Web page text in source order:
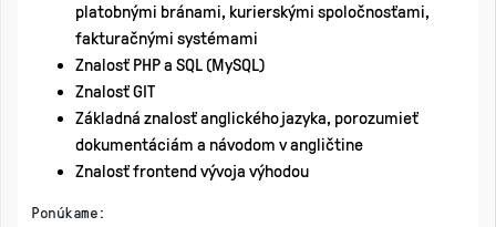
platobnými bránami, kurierskými spoločnosťami,
fakturačnými systémami
Znalosť PHP a SQL (MySQL)
Znalosť GIT
Základná znalosť anglického jazyka, porozumieť
dokumentáciám a návodom v angličtine
Znalosť frontend vývoja výhodou
Ponúkame: